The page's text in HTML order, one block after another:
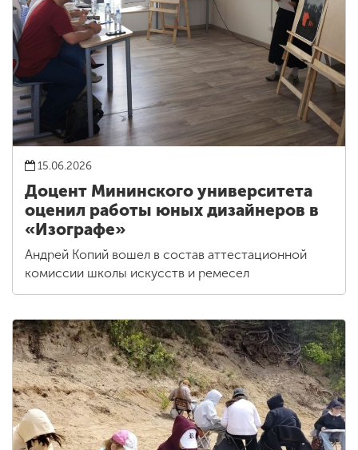
15.06.2026
Доцент Мининского университета
оценил работы юных дизайнеров в
«Изографе»
Андрей Копий вошел в состав аттестационной
комиссии школы искусств и ремесел